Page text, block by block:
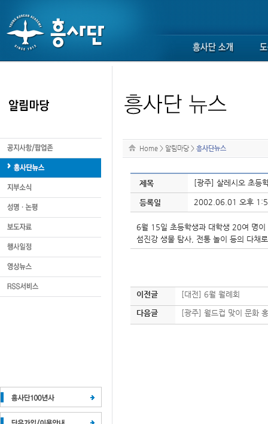
Home > 알림마당 > 흥사단뉴스
제목 [광주] 살레시오 초등
등록일 2002.06.01 오후
6월 15일 초등학생과 대학생 20여 명이
섬진강 생물 탐사, 전통 놀이 등의 다채
이전글 [대전] 6월 월례회
다음글 [광주] 월드컵 맞이 문화